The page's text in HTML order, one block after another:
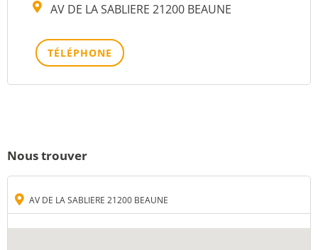
AV DE LA SABLIERE 21200 BEAUNE
TÉLÉPHONE
Nous trouver
AV DE LA SABLIERE 21200 BEAUNE